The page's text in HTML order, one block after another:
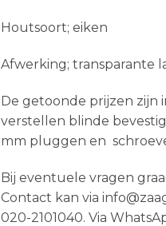
Houtsoort; eiken
Afwerking; transparante
De getoonde prijzen zijn
verstellen blinde
mm pluggen en
Bij eventuele vragen
Contact kan via
020-2101040. Via